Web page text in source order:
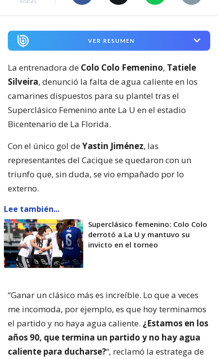
VER RESUMEN
La entrenadora de Colo Colo Femenino, Tatiele
Silveira, denunció la falta de agua caliente en los
camarines dispuestos para su plantel tras el
Superclásico Femenino ante La U en el estadio
Bicentenario de La Florida.
Con el único gol deYastin Jiménez, las
representantes del Cacique se quedaron con un
triunfo que, sin duda, se vio empañado por lo
externo.
Lee también...
Superclásico femenino: Colo Colo
derrotó a La U y mantuvo su
invicto en el torneo
“Ganar un clásico más es increíble. Lo que a veces
me incomoda, por ejemplo, es que hoy terminamos
el partido y no haya agua caliente. ¿Estamos en los
años 90, que termina un partido y no hay agua
caliente para ducharse?“, reclamó la estratega de